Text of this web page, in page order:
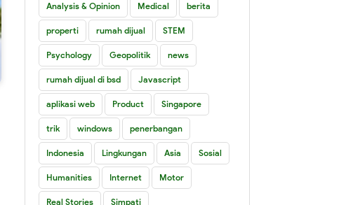
Analysis & Opinion Medical berita
properti rumah dijual STEM
Psychology Geopolitik news
rumah dijual di bsd Javascript
aplikasi web Product Singapore
trik windows penerbangan
Indonesia Lingkungan Asia Sosial
Humanities Internet Motor
Real Stories Simpati